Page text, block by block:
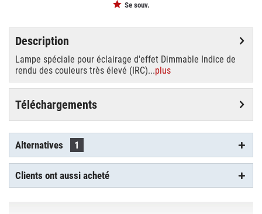
Se souv.
Description
Lampe spéciale pour éclairage d'effet Dimmable Indice de
rendu des couleurs très élevé (IRC)...plus
Téléchargements
Alternatives 1
Clients ont aussi acheté